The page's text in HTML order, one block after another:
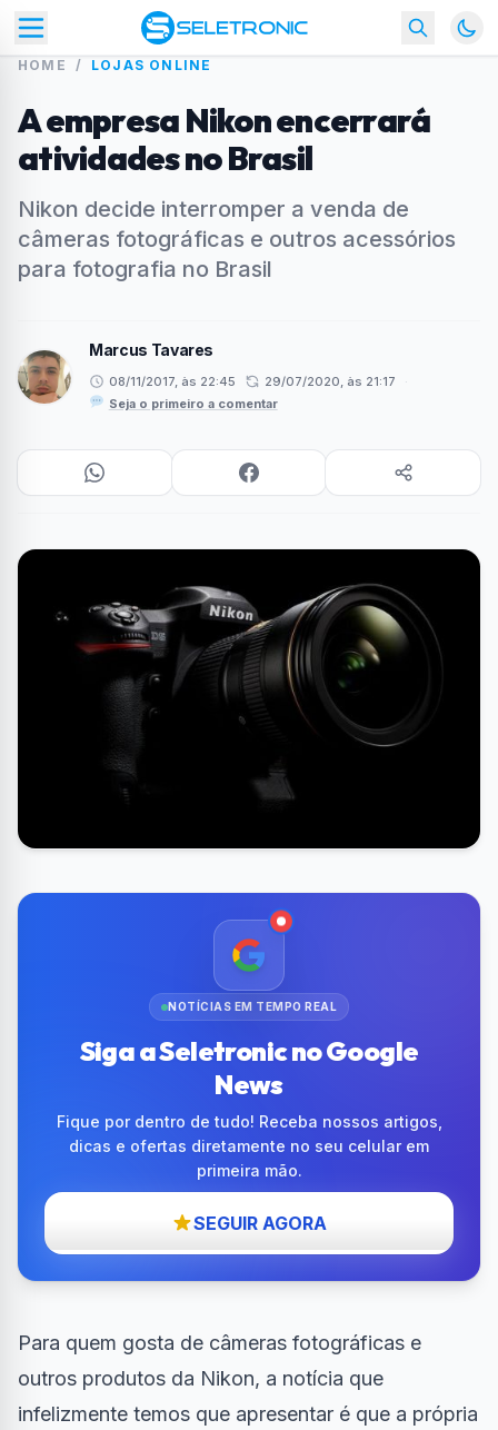
HOME / LOJAS ONLINE
A empresa Nikon encerrará
atividades no Brasil
Nikon decide interromper a venda de
câmeras fotográficas e outros acessórios
para fotografia no Brasil
Marcus Tavares
08/11/2017, às 22:45 29/07/2020, às 21:17
·
Seja o primeiro a comentar
NOTÍCIAS EM TEMPO REAL
Siga a Seletronic no Google
News
Fique por dentro de tudo! Receba nossos artigos,
dicas e ofertas diretamente no seu celular em
primeira mão.
SEGUIR AGORA
Para quem gosta de câmeras fotográficas e
outros produtos da Nikon, a notícia que
infelizmente temos que apresentar é que a própria